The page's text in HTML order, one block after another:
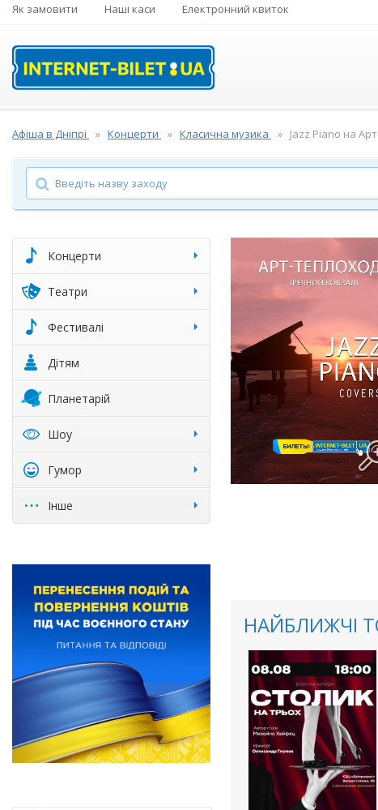
Як замовити Наші каси Електронний квиток
Афіша в Дніпрі Концерти Класична музика Jazz Piano на
Концерти
Театри
Фестивалі
Дітям
Планетарій
Шоу
Гумор
Інше
НАЙБЛИЖЧІ